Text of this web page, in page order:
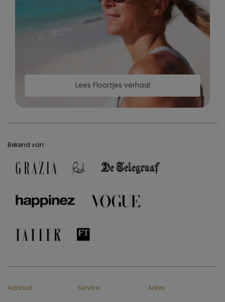
Lees Floortjes verhaal
Bekend van:
Aanbod Service Adres